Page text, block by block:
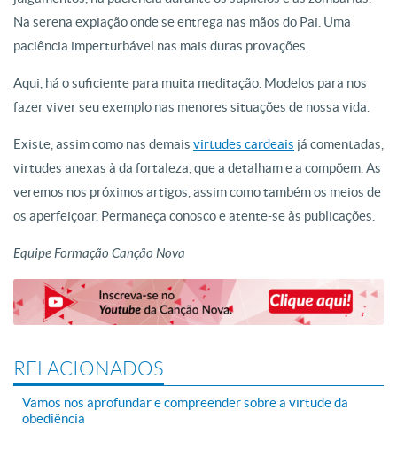
Na serena expiação onde se entrega nas mãos do Pai. Uma
paciência imperturbável nas mais duras provações.
Aqui, há o suficiente para muita meditação. Modelos para nos
fazer viver seu exemplo nas menores situações de nossa vida.
Existe, assim como nas demais virtudes cardeais já comentadas,
virtudes anexas à da fortaleza, que a detalham e a compõem. As
veremos nos próximos artigos, assim como também os meios de
os aperfeiçoar. Permaneça conosco e atente-se às publicações.
Equipe Formação Canção Nova
RELACIONADOS
Vamos nos aprofundar e compreender sobre a virtude da
obediência